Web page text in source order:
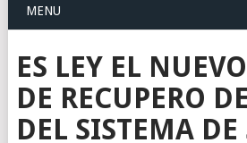
MENU
ES LEY EL
DE RECUPERO
DEL SISTEMA